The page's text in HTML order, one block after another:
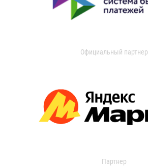
Официальный партнер
Партнер